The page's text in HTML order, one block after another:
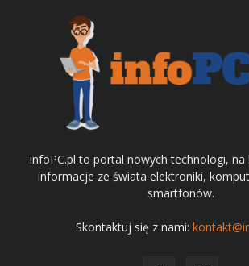
infoPC.pl to portal nowych technologi,
informacje ze świata elektroniki,
smartfonów.
Skontaktuj się z nami: